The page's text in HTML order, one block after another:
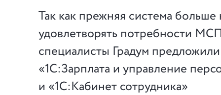
Так как прежняя система больше
удовлетворять потребности
специалисты Градум
«1С:Зарплата и управление
и «1С:Кабинет сотрудника»